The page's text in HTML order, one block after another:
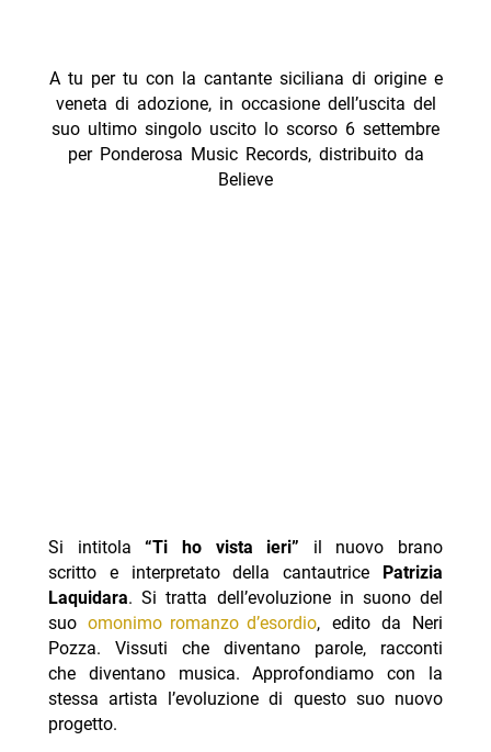
A tu per tu con la cantante siciliana di origine e
veneta di adozione, in occasione dell’uscita del
suo ultimo singolo uscito lo scorso 6 settembre
per Ponderosa Music Records, distribuito da
Believe
Si intitola “Ti ho vista ieri” il nuovo brano
scritto e interpretato della cantautrice Patrizia
Laquidara. Si tratta dell’evoluzione in suono del
suoomonimo romanzo d’esordio, edito da Neri
Pozza. Vissuti che diventano parole, racconti
che diventano musica. Approfondiamo con la
stessa artista l’evoluzione di questo suo nuovo
progetto.